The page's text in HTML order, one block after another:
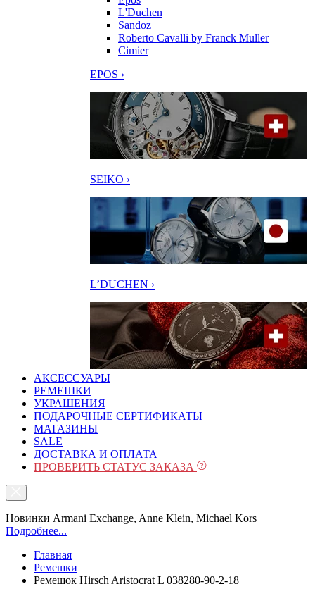
L'Duchen
Sandoz
Roberto Cavalli by Franck Muller
Cimier
EPOS ›
SEIKO ›
L’DUCHEN ›
АКСЕССУАРЫ
РЕМЕШКИ
УКРАШЕНИЯ
ПОДАРОЧНЫЕ СЕРТИФИКАТЫ
МАГАЗИНЫ
SALE
ДОСТАВКА И ОПЛАТА
ПРОВЕРИТЬ СТАТУС ЗАКАЗА
Новинки Armani Exchange, Anne Klein, Michael Kors
Подробнее...
Главная
Ремешки
Ремешок Hirsch Aristocrat L 038280-90-2-18